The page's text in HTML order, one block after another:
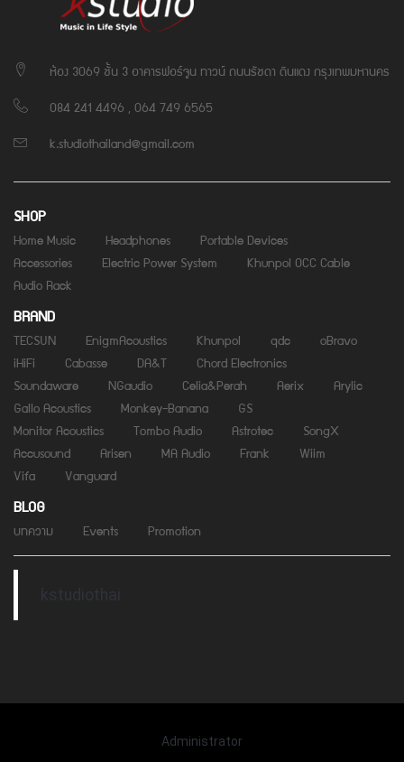
ห้อง 3069 ชั้น 3 อาคารฟอร์จูน ทาวน์ ถนนรัชดา ดินแดง กรุงเทพมหานคร
084 241 4496 , 064 749 6565
k.studiothailand@gmail.com
SHOP
Home Music Headphones
Portable Devices
Accessories
Electric Power System
Khunpol OCC Cable
Audio Rack
BRAND
TECSUN EnigmAcoustics Khunpol qdc
oBravo
iHiFi
Cabasse DA&T
Chord Electronics
Soundaware
NGaudio Celia&Perah Aerix
Arylic
Gallo Acoustics
Monkey-Banana
GS
Monitor Acoustics
Tombo Audio Astrotec
SongX
Accusound
Arisen MA Audio Frank
Wiim
Vifa
Vanguard
BLOG
บทความ Events Promotion
kstudiothai
Administrator